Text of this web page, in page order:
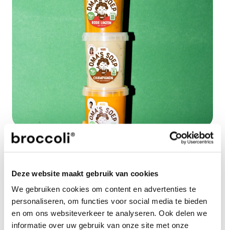
Deze website maakt gebruik van cookies
We gebruiken cookies om content en advertenties te
personaliseren, om functies voor social media te bieden
en om ons websiteverkeer te analyseren. Ook delen we
informatie over uw gebruik van onze site met onze
Noot voor de redactie niet voor publicatie
Voor meer informatie, beeldmateriaal en/of aanvragen van
businesses, where performance meets
purpose.